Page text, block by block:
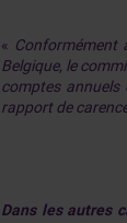
« Conformément
Belgique, le
comptes annuels
rapport de
Dans les autres